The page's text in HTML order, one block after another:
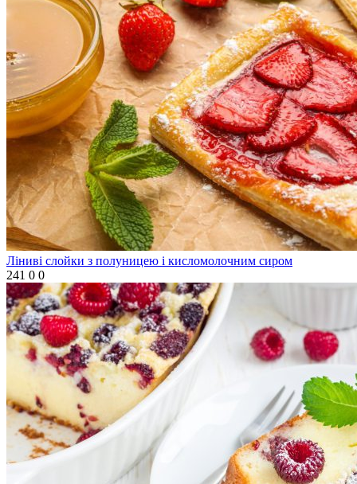
Ліниві слойки з полуницею і кисломолочним сиром
241 0 0